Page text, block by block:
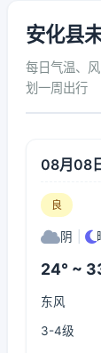
安化县
每日气温、
划一周出行
08月08
良
阴
24° ~
东风
3-4级